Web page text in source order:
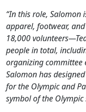
“In this role, Salomon
apparel, footwear,
18,000
people in total,
organizing committee
Salomon has
for the Olympic and
symbol of the Olympic